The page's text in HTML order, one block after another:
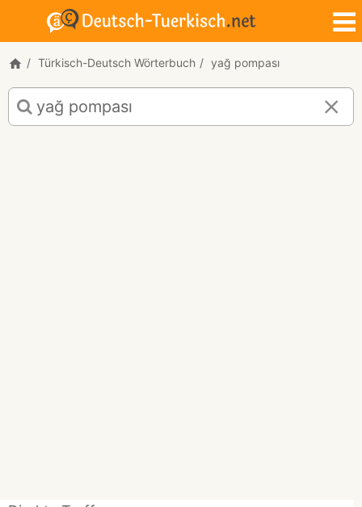
Türkisch-Deutsch Wörterbuch yağ pompası
Türkisch-
Deutsch
Übersetzung